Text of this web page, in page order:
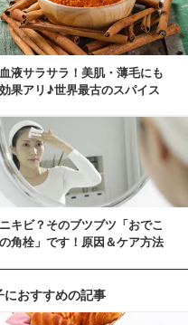
血液サラサラ！美肌・薄毛にも
効果アリ♪世界最古のスパイス
ニキビ？そのブツブツ「おでこ
の角栓」です！原因＆ケア方法
おすすめの記事